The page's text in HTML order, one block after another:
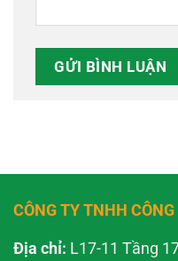
CÔNG TY TNHH
Địa chỉ: L17-11 Tầng